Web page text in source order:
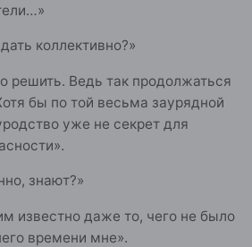
коллективно?»
решить. Ведь так продолжаться
бы по той весьма заурядной
уже не секрет для
знают?»
известно даже то, чего не было
времени мне».